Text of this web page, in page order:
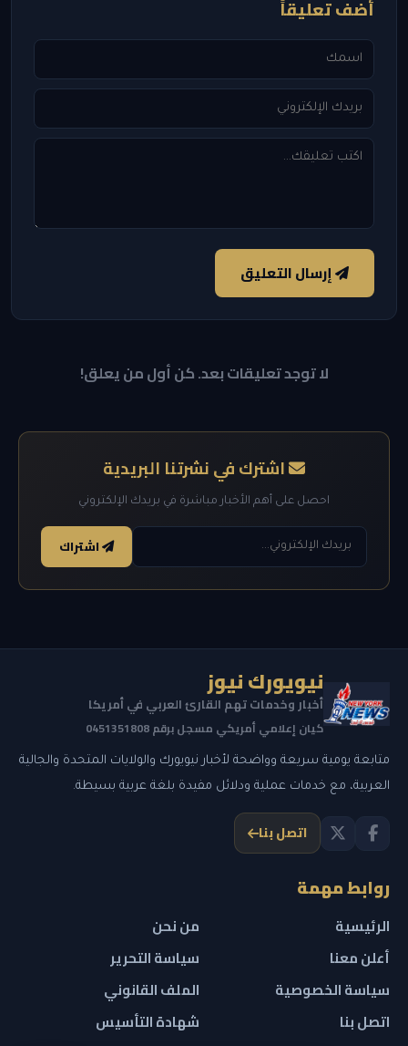
أضف تعليقاً
إرسال التعليق
لا توجد تعليقات بعد. كن أول من يعلق!
اشترك في نشرتنا البريدية
احصل على أهم الأخبار مباشرة في بريدك الإلكتروني
اشتراك
نيويورك نيوز
أخبار وخدمات تهم القارئ العربي في أمريكا
كيان إعلامي أمريكي مسجل برقم 0451351808
متابعة يومية سريعة وواضحة لأخبار نيويورك والولايات المتحدة والجالية
العربية، مع خدمات عملية ودلائل مفيدة بلغة عربية بسيطة.
اتصل بنا
روابط مهمة
الرئيسية
من نحن
أعلن معنا
سياسة التحرير
سياسة الخصوصية
الملف القانوني
اتصل بنا
شهادة التأسيس